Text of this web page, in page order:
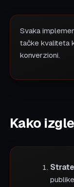
Svaka
tačke kvaliteta
konverzioni.
Kako